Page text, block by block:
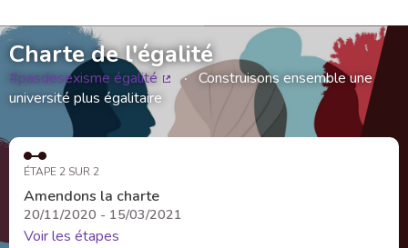
Charte de l'égalité
#pasdesexisme égalité
(Lien externe)
Construisons ensemble une
université plus égalitaire
ÉTAPE 2 SUR 2
Amendons la charte
20/11/2020 - 15/03/2021
Voir les étapes